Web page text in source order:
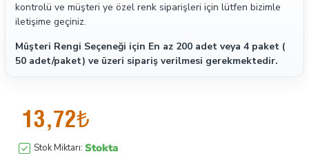
kontrolü ve müşteri ye özel renk siparişleri için lütfen bizimle
iletişime geçiniz.
Müşteri Rengi Seçeneği için En az 200 adet veya 4 paket (
50 adet/paket) ve üzeri sipariş verilmesi gerekmektedir.
13,72₺
Stok Miktarı: Stokta